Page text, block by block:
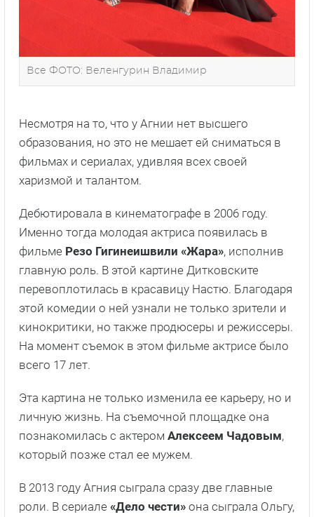
Все ФОТО: Веленгурин Владимир
Несмотря на то, что у Агнии нет высшего
образования, но это не мешает ей сниматься в
фильмах и сериалах, удивляя всех своей
харизмой и талантом.
Дебютировала в кинематографе в 2006 году.
Именно тогда молодая актриса появилась в
фильме Резо Гигинеишвили «Жара», исполнив
главную роль. В этой картине Дитковските
перевоплотилась в красавицу Настю. Благодаря
этой комедии о ней узнали не только зрители и
кинокритики, но также продюсеры и режиссеры.
На момент съемок в этом фильме актрисе было
всего 17 лет.
Эта картина не только изменила ее карьеру, но и
личную жизнь. На съемочной площадке она
познакомилась с актером Алексеем Чадовым,
который позже стал ее мужем.
В 2013 году Агния сыграла сразу две главные
роли. В сериале «Дело чести» она сыграла Ольгу,